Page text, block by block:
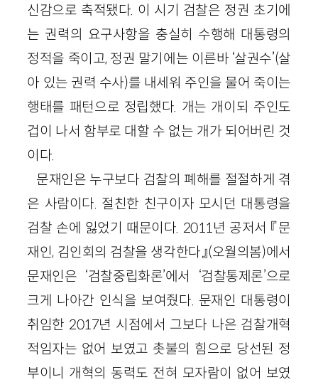
신감으로 축적됐다. 이 시기 검찰은 정권 초기에
는 권력의 요구사항을 충실히 수행해 대통령의
정적을 죽이고, 정권 말기에는 이른바 ‘살권수’(살
아 있는 권력 수사)를 내세워 주인을 물어 죽이는
행태를 패턴으로 정립했다. 개는 개이되 주인도
겁이 나서 함부로 대할 수 없는 개가 되어버린 것
이다.
문재인은 누구보다 검찰의 폐해를 절절하게 겪
은 사람이다. 절친한 친구이자 모시던 대통령을
검찰 손에 잃었기 때문이다. 2011년 공저서 『문
재인, 김인회의 검찰을 생각한다』(오월의봄)에서
문재인은 ‘검찰중립화론’에서 ‘검찰통제론’으로
크게 나아간 인식을 보여줬다. 문재인 대통령이
취임한 2017년 시점에서 그보다 나은 검찰개혁
적임자는 없어 보였고 촛불의 힘으로 당선된 정
부이니 개혁의 동력도 전혀 모자람이 없어 보였